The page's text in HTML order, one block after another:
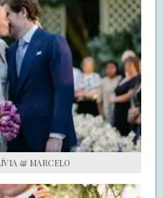
NOIVA
O SAY I DO
& MARCELO